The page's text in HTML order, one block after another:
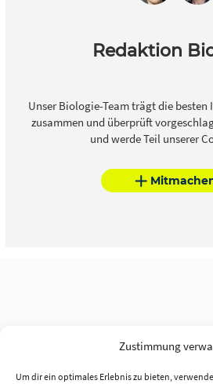
Zustimmung
Um dir ein optimales Erlebnis zu bieten,
Redaktion
Unser Biologie-Team trägt die
zusammen und überprüft
und werde Teil unserer